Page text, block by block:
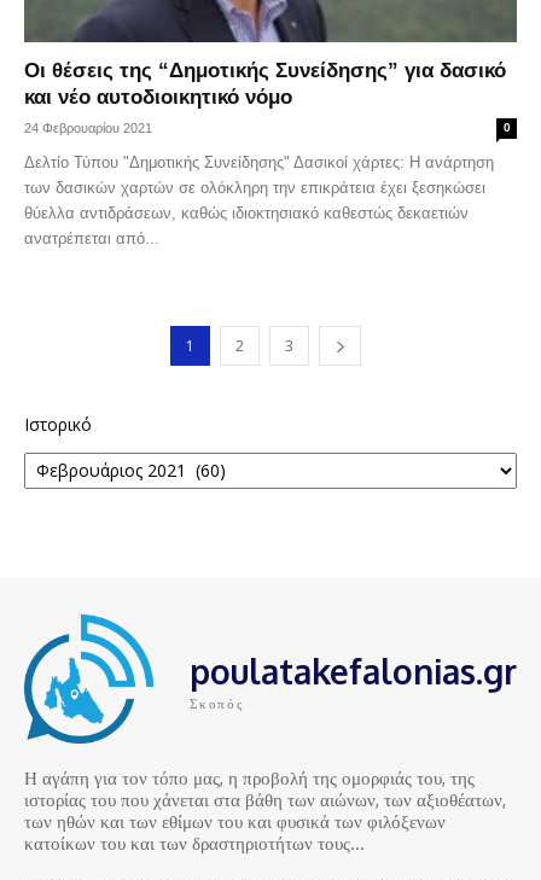
Οι θέσεις της “Δημοτικής Συνείδησης” για δασικό
και νέο αυτοδιοικητικό νόμο
24 Φεβρουαρίου 2021 0
Δελτίο Τύπου "Δημοτικής Συνείδησης" Δασικοί χάρτες: Η ανάρτηση
των δασικών χαρτών σε ολόκληρη την επικράτεια έχει ξεσηκώσει
θύελλα αντιδράσεων, καθώς ιδιοκτησιακό καθεστώς δεκαετιών
ανατρέπεται από...
1 2 3
Ιστορικό
poulatakefalonias.gr
Σκοπός
Η αγάπη για τον τόπο μας, η προβολή της ομορφιάς του, της
ιστορίας του που χάνεται στα βάθη των αιώνων, των αξιοθέατων,
των ηθών και των εθίμων του και φυσικά των φιλόξενων
κατοίκων του και των δραστηριοτήτων τους…